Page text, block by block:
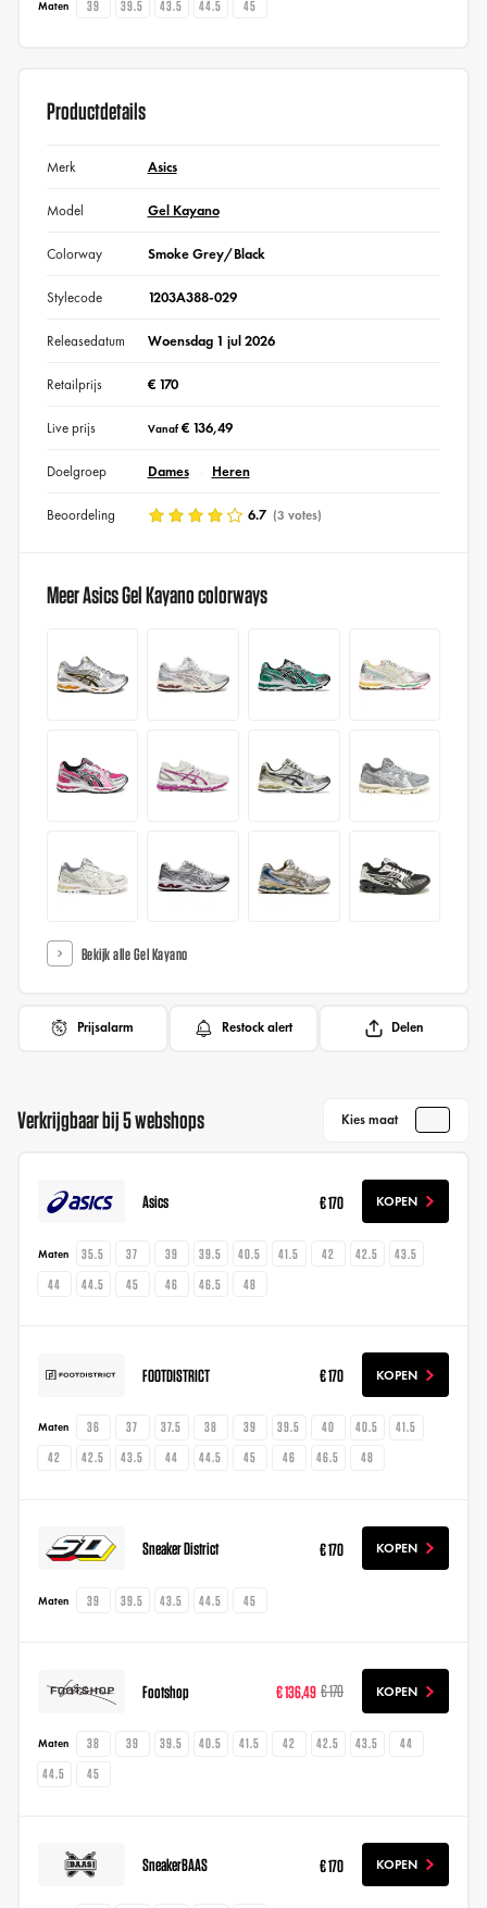
Maten 39 39.5 43.5 44.5 45
Productdetails
Merk Asics
Model Gel Kayano
Colorway Smoke Grey/Black
Stylecode 1203A388-029
Releasedatum Woensdag 1 jul 2026
Retailprijs € 170
Live prijs Vanaf€ 136,49
Doelgroep Dames Heren
Beoordeling 6.7 (3 votes)
Meer Asics Gel Kayano colorways
Bekijk alle Gel Kayano
Prijsalarm Restock alert Delen
Verkrijgbaar bij 5 webshops Kies maat
Asics € 170 KOPEN
Maten 35.5 37 39 39.5 40.5 41.5 42 42.5
43.5
44
44.5 45 46 46.5 48
FOOTDISTRICT € 170 KOPEN
Maten 36 37 37.5 38 39 39.5 40 40.5
41.5
42
42.5 43.5 44 44.5 45 46 46.5 48
Sneaker District € 170 KOPEN
Maten 39 39.5 43.5 44.5 45
Footshop € 136,49 € 170 KOPEN
Maten 38 39 39.5 40.5 41.5 42 42.5 43.5
44
44.5
45
SneakerBAAS € 170 KOPEN